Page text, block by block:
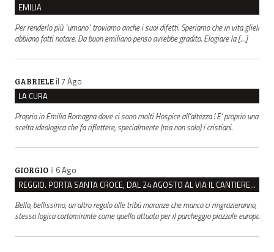
EMILIA
Per renderlo più "umano" troviamo anche i suoi difetti. Speriamo che in vita glieli
abbiano fatti notare. Da buon emiliano penso avrebbe gradito. Elogiare la […]
GABRIELE il 7 Ago
LA CURA
Proprio in Emilia Romagna dove ci sono molti Hospice all’altezza ! E’ proprio una
scelta ideologica che fa riflettere, specialmente (ma non solo) i cristiani.
GIORGIO il 6 Ago
REGGIO. PORTA SANTA CROCE, DAL 24 AGOSTO AL VIA IL CANTIERE PER IL NUOVO COLLETTORE FOGNARIO
Bello, bellissimo, un altro regalo alle tribù maranze che manco ci ringrazieranno,
stessa logica cortomirante come quella attuata per il parcheggio piazzale europa